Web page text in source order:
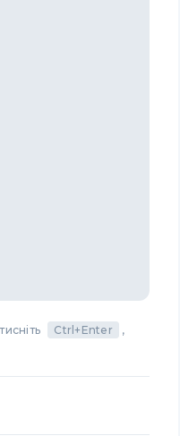
Ctrl+Enter
,